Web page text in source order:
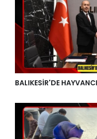
BALIKESİR'DE